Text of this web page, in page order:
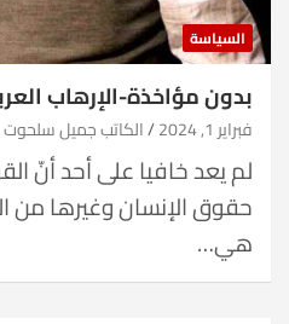
السياسة
بدون مؤاخذة-الإرهاب
فبراير 1, 2024 الكاتب جميل سلحوت
لم يعد خافيا على أحد أنّ
حقوق الإنسان وغيرها من
هي…